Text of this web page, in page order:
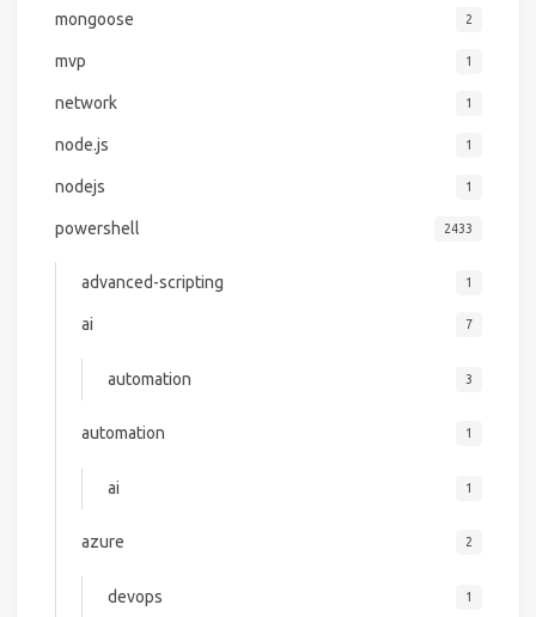
mongoose 2
mvp 1
network 1
node.js 1
nodejs 1
powershell 2433
advanced-scripting 1
ai 7
automation 3
automation 1
ai 1
azure 2
devops 1